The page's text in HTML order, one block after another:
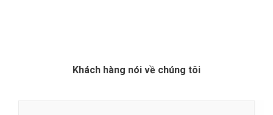
Khách hàng nói về chúng tôi